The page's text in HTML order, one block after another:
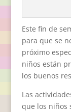
Este fin de
para que se
próximo
niños están
los buenos
Las
que los niños